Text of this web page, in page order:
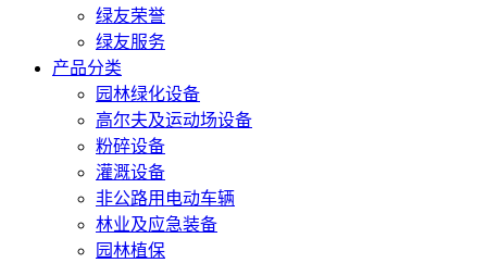
绿友荣誉
绿友服务
产品分类
园林绿化设备
高尔夫及运动场设备
粉碎设备
灌溉设备
非公路用电动车辆
林业及应急装备
园林植保